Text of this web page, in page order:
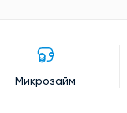
Микрозайм